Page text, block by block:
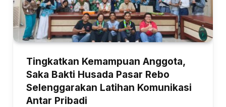
Tingkatkan Kemampuan Anggota,
Saka Bakti Husada Pasar Rebo
Selenggarakan Latihan Komunikasi
Antar Pribadi